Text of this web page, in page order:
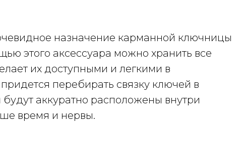
назначение карманной ключницы
этого аксессуара можно хранить все
их доступными и легкими в
перебирать связку ключей в
аккуратно расположены внутри
время и нервы.